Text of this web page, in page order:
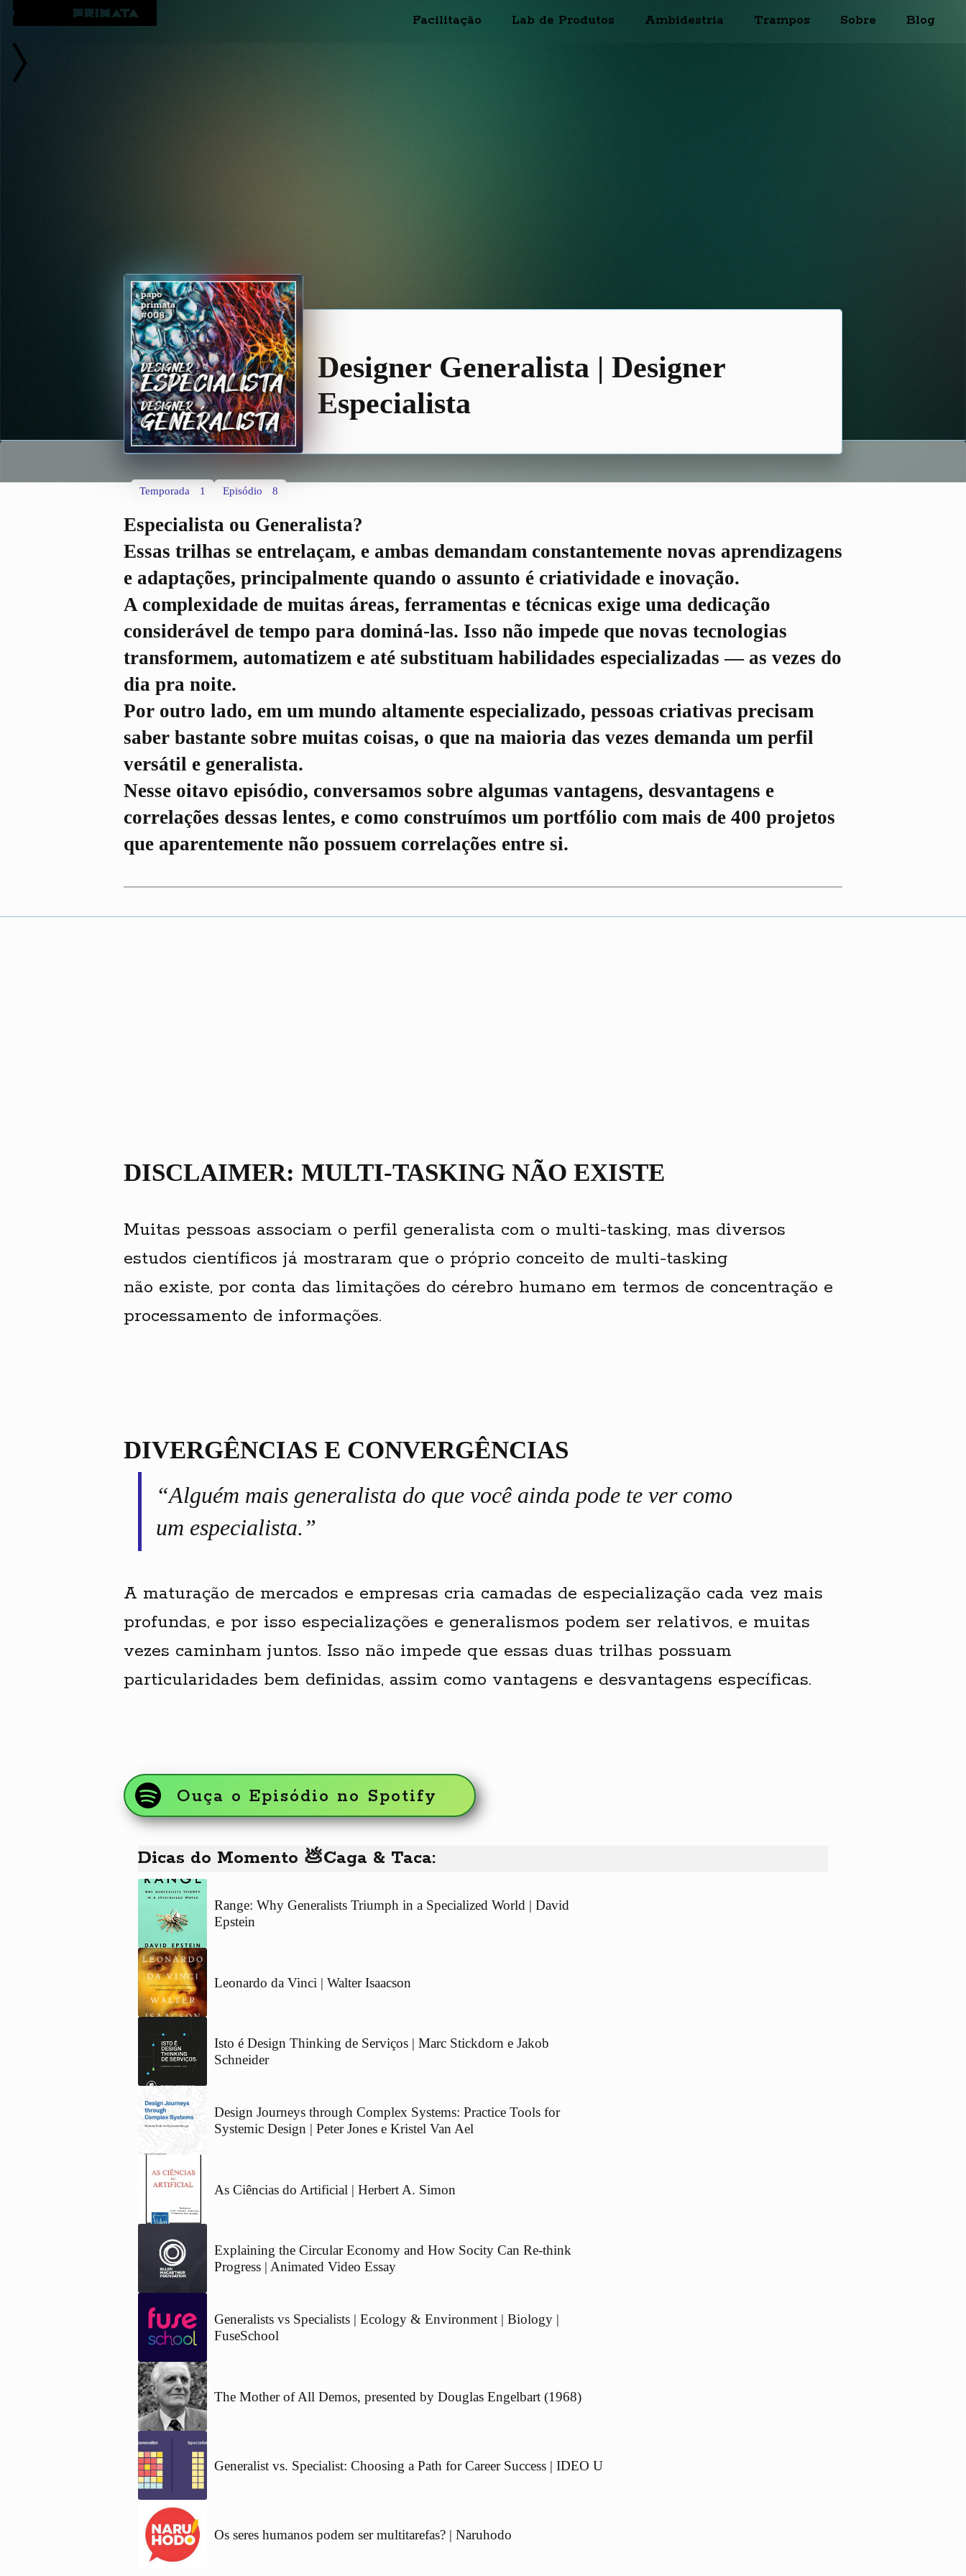
Facilitação Lab de Produtos Ambidestria Trampos Sobre Blog
Designer Generalista | Designer
Especialista
Temporada 1 Episódio 8
Especialista ou Generalista?
Essas trilhas se entrelaçam, e ambas demandam constantemente novas aprendizagens
e adaptações, principalmente quando o assunto é criatividade e inovação.
A complexidade de muitas áreas, ferramentas e técnicas exige uma dedicação
considerável de tempo para dominá-las. Isso não impede que novas tecnologias
transformem, automatizem e até substituam habilidades especializadas — as vezes do
dia pra noite.
Por outro lado, em um mundo altamente especializado, pessoas criativas precisam
saber bastante sobre muitas coisas, o que na maioria das vezes demanda um perfil
versátil e generalista.
Nesse oitavo episódio, conversamos sobre algumas vantagens, desvantagens e
correlações dessas lentes, e como construímos um portfólio com mais de 400 projetos
que aparentemente não possuem correlações entre si.
DISCLAIMER: MULTI-TASKING NÃO EXISTE
Muitas pessoas associam o perfil generalista com o multi-tasking, mas diversos
estudos científicos já mostraram que o próprio conceito de multi-tasking
não existe, por conta das limitações do cérebro humano em termos de concentração e
processamento de informações.
DIVERGÊNCIAS E CONVERGÊNCIAS
“Alguém mais generalista do que você ainda pode te ver como
um especialista.”
A maturação de mercados e empresas cria camadas de especialização cada vez mais
profundas, e por isso especializações e generalismos podem ser relativos, e muitas
vezes caminham juntos. Isso não impede que essas duas trilhas possuam
particularidades bem definidas, assim como vantagens e desvantagens específicas.
Ouça o Episódio no Spotify
Dicas do Momento 💩Caga & Taca:
Range: Why Generalists Triumph in a Specialized World | David
Epstein
Leonardo da Vinci | Walter Isaacson
Isto é Design Thinking de Serviços | Marc Stickdorn e Jakob
Schneider
Design Journeys through Complex Systems: Practice Tools for
Systemic Design | Peter Jones e Kristel Van Ael
As Ciências do Artificial | Herbert A. Simon
Explaining the Circular Economy and How Socity Can Re-think
Progress | Animated Video Essay
Generalists vs Specialists | Ecology & Environment | Biology |
FuseSchool
The Mother of All Demos, presented by Douglas Engelbart (1968)
Generalist vs. Specialist: Choosing a Path for Career Success | IDEO U
Os seres humanos podem ser multitarefas? | Naruhodo